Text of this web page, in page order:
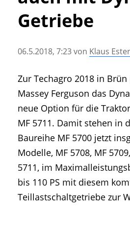
• Geschichte und
• Messen und
• Agritechnica Neuheiten
Getriebe
06.5.2018, 7:23von Klaus
Zur Techagro 2018 in
Massey Ferguson das
neue Option für die
MF 5711. Damit stehen in
Baureihe MF 5700 jetzt
Modelle, MF 5708, MF
5711, im
bis 110 PS mit diesem
Teillastschaltgetriebe zur